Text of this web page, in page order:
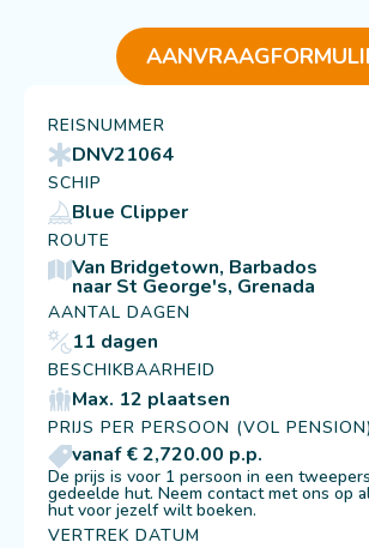
REISNUMMER
DNV21064
SCHIP
Blue Clipper
ROUTE
Van Bridgetown, Barbados
naar St George's, Grenada
AANTAL DAGEN
11 dagen
BESCHIKBAARHEID
Max. 12 plaatsen
PRIJS PER PERSOON (VOL PENSION)
vanaf € 2,720.00 p.p.
De prijs is voor 1 persoon in een
gedeelde hut. Neem contact met ons op
hut voor jezelf wilt boeken.
VERTREK DATUM